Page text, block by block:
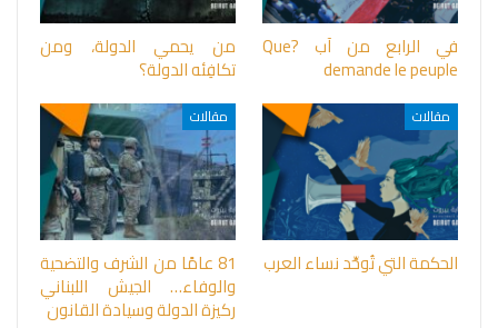
في الرابع من آب ?Que
demande le peuple
من يحمي الدولة، ومن
تكافِئه الدولة؟
مقالات
الحكمة التي تُوحِّد نساء العرب
مقالات
81 عامًا من الشرف والتضحية
والوفاء… الجيش اللبناني
ركيزة الدولة وسيادة القانون